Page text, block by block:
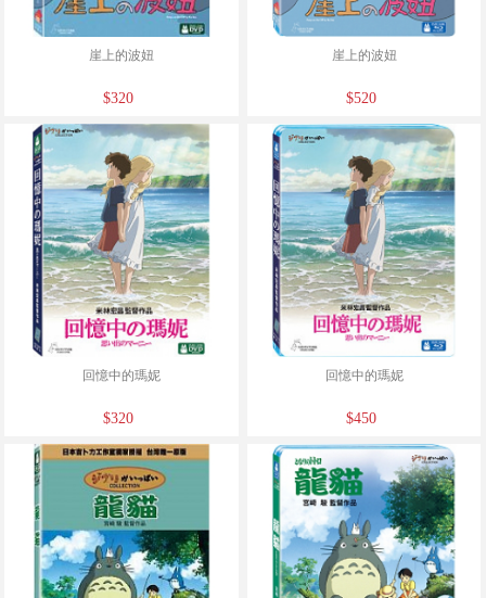
崖上的波妞
$320
崖上的波妞
$520
回憶中的瑪妮
$320
回憶中的瑪妮
$450